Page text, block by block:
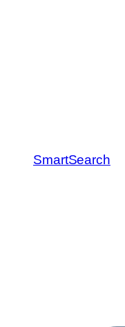
SmartSearch